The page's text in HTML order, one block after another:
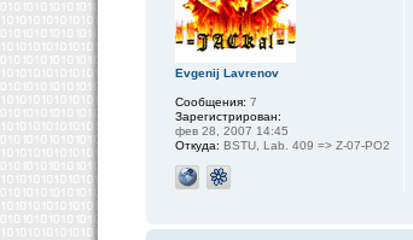
Evgenij Lavrenov
Сообщения: 7
Зарегистрирован:
фев 28, 2007 14:45
Откуда: BSTU, Lab. 409 => Z-07-PO2